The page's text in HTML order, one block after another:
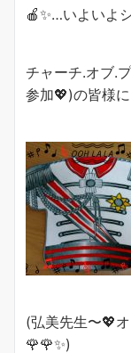
🍎✨…いよいよ
チャーチ.オブ.
参加💖)の皆様
(弘美先生〜💖
🌹🌹✨)